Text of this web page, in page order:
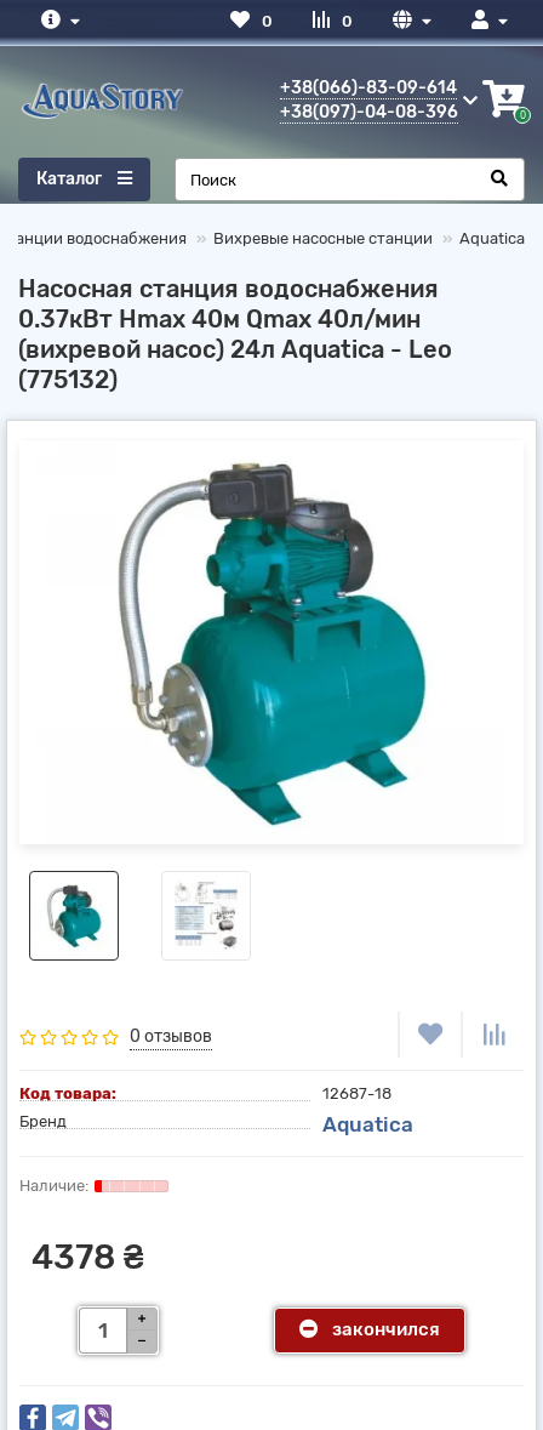
0
0
+38(066)-83-09-614
+38(097)-04-08-396
0
Каталог
водоснабжения Вихревые насосные станции Aquatica
Насосная станция водоснабжения
0.37кВт Hmax 40м Qmax 40л/мин
(вихревой насос) 24л Aquatica - Leo
(775132)
0 отзывов
Код товара:
12687-18
Бренд
Aquatica
4378 ₴
закончился